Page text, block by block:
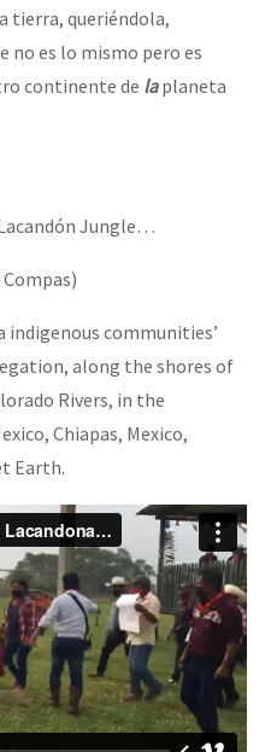
tierra, queriéndola,
no es lo mismo pero es
continente de laplaneta
Jungle…
communities’
along the shores of
Rivers, in the
Chiapas, Mexico,
Earth.